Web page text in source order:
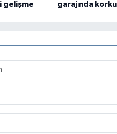
gelişme
garajında